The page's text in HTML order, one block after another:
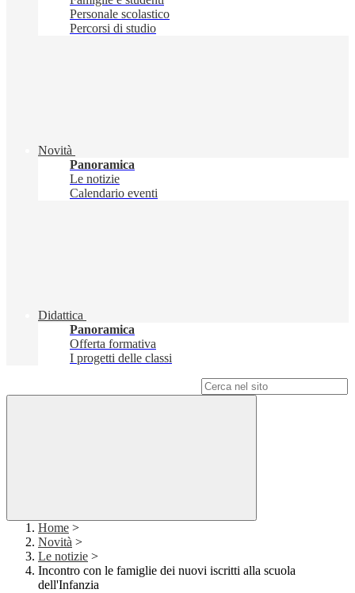
Personale scolastico
Percorsi di studio
Novità
Panoramica
Le notizie
Calendario eventi
Didattica
Panoramica
Offerta formativa
I progetti delle classi
Home >
Novità >
Le notizie >
Incontro con le famiglie dei nuovi iscritti alla scuola
dell'Infanzia